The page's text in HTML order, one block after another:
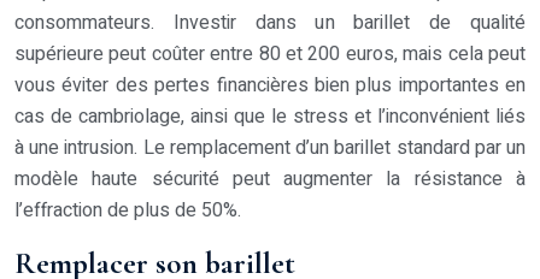
consommateurs. Investir dans un barillet de qualité
supérieure peut coûter entre 80 et 200 euros, mais cela peut
vous éviter des pertes financières bien plus importantes en
cas de cambriolage, ainsi que le stress et l’inconvénient liés
à une intrusion. Le remplacement d’un barillet standard par un
modèle haute sécurité peut augmenter la résistance à
l’effraction de plus de 50%.
Remplacer son barillet